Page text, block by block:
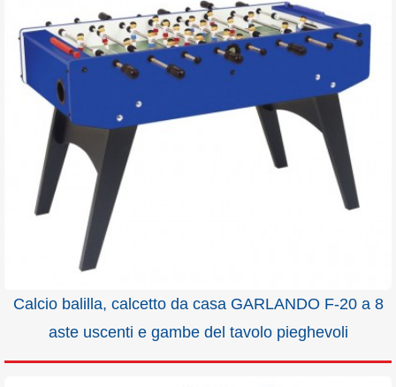
Calcio balilla, calcetto da casa GARLANDO F-20 a 8
aste uscenti e gambe del tavolo pieghevoli